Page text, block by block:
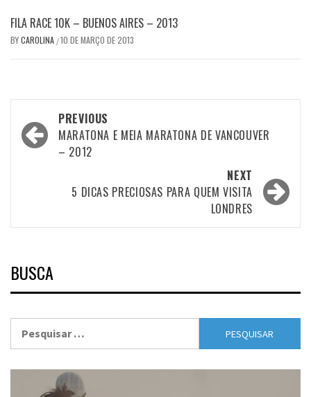
FILA RACE 10K – BUENOS AIRES – 2013
BYCAROLINA /10 DE MARÇO DE 2013
Post
navigation
PREVIOUS
MARATONA E MEIA MARATONA DE VANCOUVER
– 2012
NEXT
5 DICAS PRECIOSAS PARA QUEM VISITA
LONDRES
BUSCA